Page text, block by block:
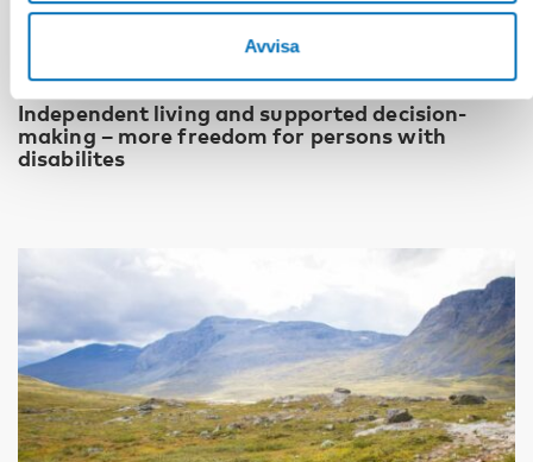
Avvisa
11 mar 2025
Independent living and supported decision-
making – more freedom for persons with
disabilites